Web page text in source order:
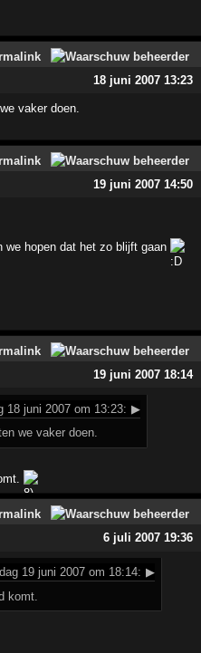
18 juni 2007 13:23
vaker doen.
19 juni 2007 14:50
hopen dat het zo blijft gaan
19 juni 2007 18:14
18 juni 2007 om 13:23: ▶
we vaker doen.
6 juli 2007 19:36
19 juni 2007 om 18:14: ▶
komt.